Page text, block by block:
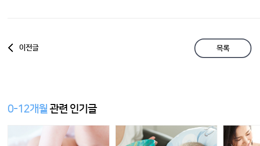
이전글 목록
0-12개월 관련 인기글